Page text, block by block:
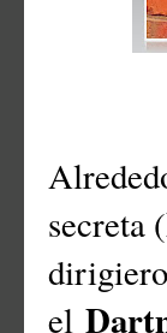
secreta (
el